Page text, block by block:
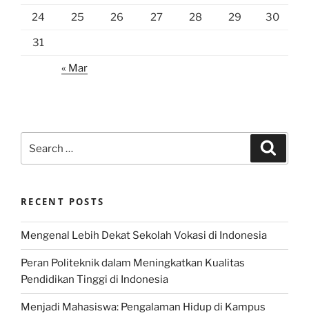
24 25 26 27 28 29 30
31
« Mar
for:
RECENT POSTS
Mengenal Lebih Dekat Sekolah Vokasi di Indonesia
Peran Politeknik dalam Meningkatkan Kualitas
Pendidikan Tinggi di Indonesia
Menjadi Mahasiswa: Pengalaman Hidup di Kampus